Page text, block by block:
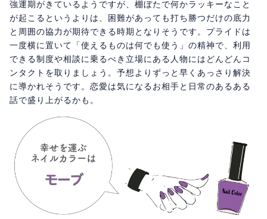
強運期がきているようですが、棚ぼたで何かラッキーなこと
が起こるというよりは、困難があっても打ち勝つだけの底力
と周囲の協力が期待できる時期となりそうです。プライドは
一度横に置いて「使えるものは何でも使う」の精神で、利用
できる制度や相談に乗るべき立場にある人物にはどんどんコ
ンタクトを取りましょう。予想よりずっと早くあっさり解決
に導かれそうです。恋愛は気になるお相手と日常のあるある
話で盛り上がるかも。